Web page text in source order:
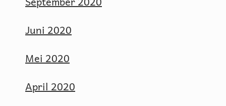
Juni 2020
Mei 2020
April 2020